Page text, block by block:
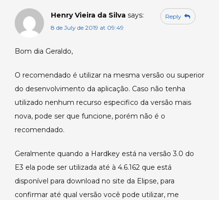
Henry Vieira da Silva says:
8 de July de 2019 at 09:49
Bom dia Geraldo,
O recomendado é utilizar na mesma versão ou superior
do desenvolvimento da aplicação. Caso não tenha
utilizado nenhum recurso especifico da versão mais
nova, pode ser que funcione, porém não é o
recomendado.
Geralmente quando a Hardkey está na versão 3.0 do
E3 ela pode ser utilizada até à 4.6.162 que está
disponível para download no site da Elipse, para
confirmar até qual versão você pode utilizar, me
Reply